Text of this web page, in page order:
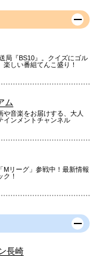
局『BS10』。クイズにゴル
楽しい番組てんこ盛り！
ム
や音楽をお届けする、大人
インメントチャンネル
Mリーグ」参戦中！最新情報
ク！
長崎